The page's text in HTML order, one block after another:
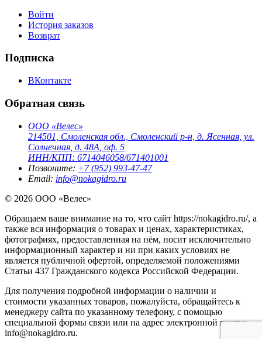
Войти
История заказов
Возврат
Подписка
ВКонтакте
Обратная связь
ООО «Велес»
214501, Смоленская обл., Смоленский р-н, д. Ясенная, ул.
Солнечная, д. 48А, оф. 5
ИНН/КПП: 6714046058/671401001
Позвоните: +7 (952) 993-47-47
Email: info@nokagidro.ru
© 2026 ООО «Велес»
Обращаем ваше внимание на то, что сайт https://nokagidro.ru/, а
также вся информация о товарах и ценах, характеристиках,
фотографиях, предоставленная на нём, носит исключительно
информационный характер и ни при каких условиях не
является публичной офертой, определяемой положениями
Статьи 437 Гражданского кодекса Российской Федерации.
Для получения подробной информации о наличии и
стоимости указанных товаров, пожалуйста, обращайтесь к
менеджеру сайта по указанному телефону, с помощью
специальной формы связи или на адрес электронной почты:
info@nokagidro.ru.